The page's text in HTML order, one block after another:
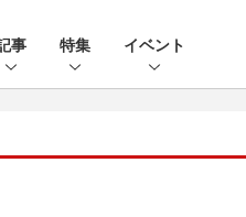
事 特集 イベント